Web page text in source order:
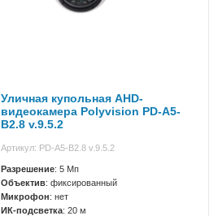
Уличная купольная AHD-
видеокамера Polyvision PD-A5-
B2.8 v.9.5.2
Артикул: PD-A5-B2.8 v.9.5.2
Разрешение: 5 Мп
Объектив: фиксированный
Микрофон: нет
ИК-подсветка: 20 м